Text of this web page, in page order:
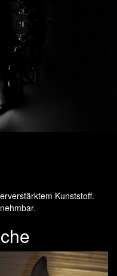
Kunststoff.
Next